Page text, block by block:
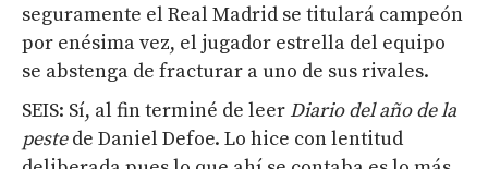
seguramente el Real Madrid se titulará campeón
por enésima vez, el jugador estrella del equipo
se abstenga de fracturar a uno de sus rivales.
SEIS: Sí, al fin terminé de leer Diario del año de la
pestede Daniel Defoe. Lo hice con lentitud